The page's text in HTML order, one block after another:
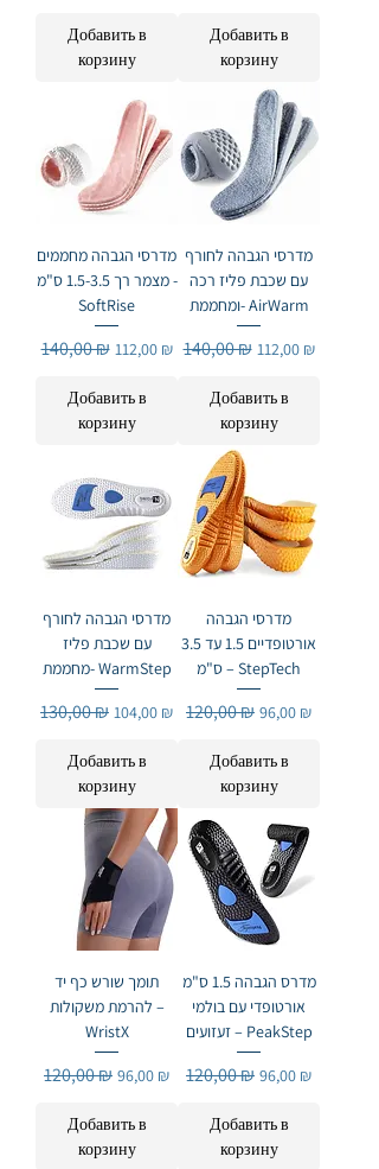
Добавить в
корзину
Добавить в
корзину
מדרסי הגבהה מחממים
מצמר רך 1.5-3.5 ס"מ -
SoftRise
Обычная цена
140,00 ₪ Цена со скидкой
112,00 ₪
Добавить в
корзину
מדרסי הגבהה לחורף
עם שכבת פליז רכה
ומחממת- AirWarm
Обычная цена
140,00 ₪ Цена со скидкой
112,00 ₪
Добавить в
корзину
מדרסי הגבהה לחורף
עם שכבת פליז
מחממת- WarmStep
Обычная цена
130,00 ₪ Цена со скидкой
104,00 ₪
Добавить в
корзину
מדרסי הגבהה
אורטופדיים 1.5 עד 3.5
ס"מ – StepTech
Обычная цена
120,00 ₪ Цена со скидкой
96,00 ₪
Добавить в
корзину
תומך שורש כף יד
להרמת משקולות –
WristX
Обычная цена
120,00 ₪ Цена со скидкой
96,00 ₪
Добавить в
корзину
מדרס הגבהה 1.5 ס"מ
אורטופדי עם בולמי
זעזועים – PeakStep
Обычная цена
120,00 ₪ Цена со скидкой
96,00 ₪
Добавить в
корзину